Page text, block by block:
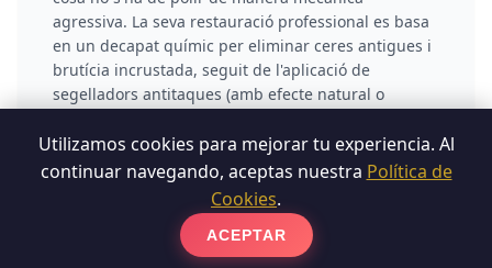
agressiva. La seva restauració professional es basa
en un decapat químic per eliminar ceres antigues i
brutícia incrustada, seguit de l'aplicació de
segelladors antitaques (amb efecte natural o
intensitat visual a les rajoles.
Utilizamos cookies para mejorar tu experiencia. Al
continuar navegando, aceptas nuestra Política de
Cookies.
ACEPTAR